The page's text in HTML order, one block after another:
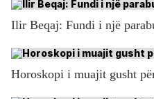
Ilir Beqaj: Fundi i një
Horoskopi i muajit gusht